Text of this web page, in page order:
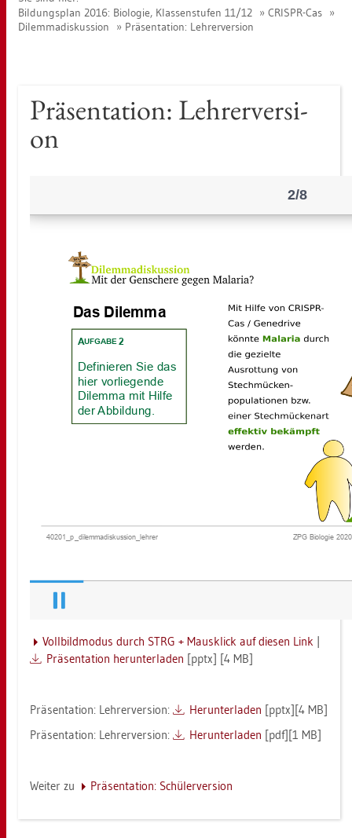
Bil­dungs­plan 2016: Bio­lo­gie, Klas­sen­stu­fen 11/12
CRIS­PR-Cas
Di­lem­ma­dis­kus­si­on
Prä­sen­ta­ti­on: Leh­rer­ver­si­on
Prä­sen­ta­ti­on: Leh­rer­ver­si­
on
Voll­bild­mo­dus durch STRG + Maus­klick auf die­sen Link |
Prä­sen­ta­ti­on her­un­ter­la­den [pptx] [4 MB]
Prä­sen­ta­ti­on: Leh­rer­ver­si­on: Her­un­ter­la­den [pptx][4 MB]
Prä­sen­ta­ti­on: Leh­rer­ver­si­on:
Her­un­ter­la­den [pdf][1 MB]
Wei­ter zu Prä­sen­ta­ti­on: Schü­ler­ver­si­on